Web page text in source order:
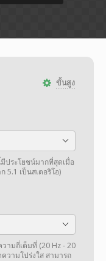
ขั้นสูง
ระโยชน์มากที่สุดเมื่อ
เป็นสเตอริโอ)
ามถี่เต็มที่ (20 Hz - 20
วามโปร่งใส สามารถ